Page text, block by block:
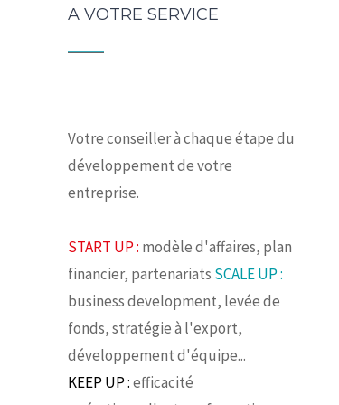
A VOTRE SERVICE
Votre conseiller à chaque étape du
développement de votre
entreprise.
START UP : modèle d'affaires, plan
financier, partenariats SCALE UP :
business development, levée de
fonds, stratégie à l'export,
développement d'équipe...
KEEP UP :efficacité